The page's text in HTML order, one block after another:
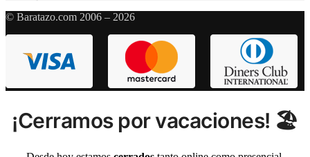
© Baratazo.com 2006 – 2026
¡Cerramos por vacaciones! 🏖️